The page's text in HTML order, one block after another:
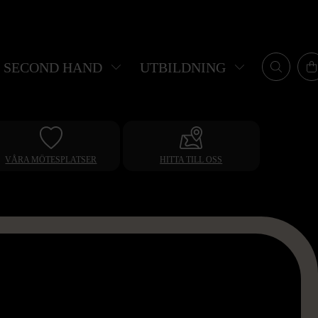
SECOND HAND UTBILDNING
VÅRA MÖTESPLATSER HITTA TILL OSS